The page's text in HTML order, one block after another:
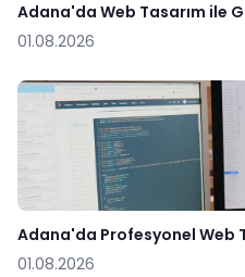
Adana'da Web Tasarım ile
01.08.2026
Adana'da Profesyonel Web
01.08.2026